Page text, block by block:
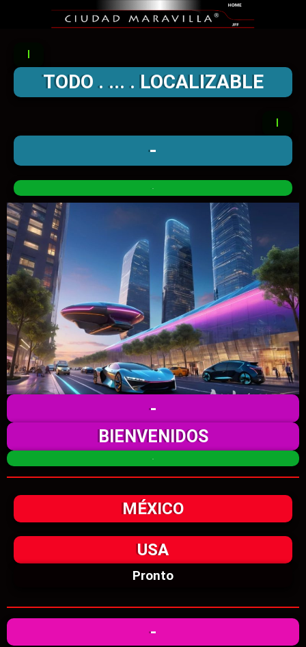
l
TODO . ... . LOCALIZABLE
l
-
.
-
BIENVENIDOS
.
MÉXICO
USA
Pronto
-